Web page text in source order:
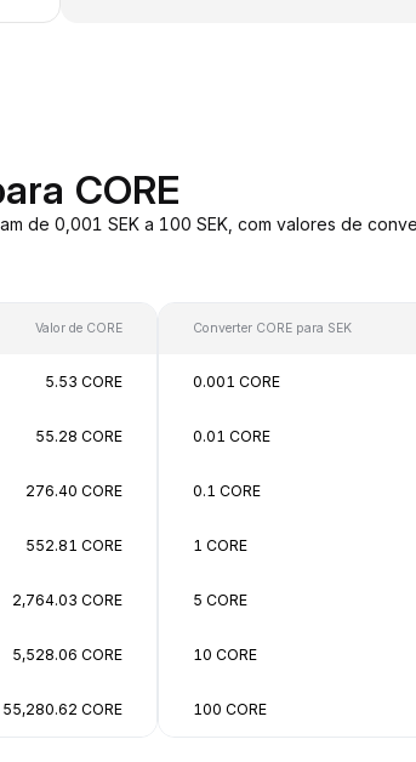
CORE
de 0,001 SEK a 100 SEK, com valores de
Valor de CORE
5.53 CORE
55.28 CORE
276.40 CORE
552.81 CORE
2,764.03 CORE
5,528.06 CORE
55,280.62 CORE
Converter CORE para SEK
0.001 CORE
0.01 CORE
0.1 CORE
1 CORE
5 CORE
10 CORE
100 CORE